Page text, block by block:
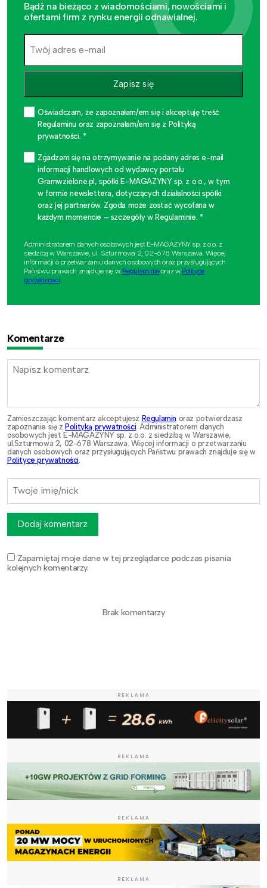
Bądź na bieżąco z wiadomościami, nowościami i
ofertami firm z rynku energii odnawialnej.
Zapisz się
Oświadczam, że zapoznałam/em się i akceptuję treść
Regulaminu oraz zapoznałam/em się z Polityką
prywatności. *
Zgadzam się na otrzymywanie na podany adres e-mail
informacji handlowych od wydawcy portalu
Gramwzielone.pl, spółki E-MAGAZYNY sp. z o.o., w tym
w formie newslettera, dotyczących działalności spółki
oraz jej partnerów. Zgoda może zostać wycofana w
każdym momencie – szczegóły w Regulaminie. *
Administratorem danych osobowych jest E-MAGAZYNY sp. z o.o. z
siedzibą w Warszawie, ul. Szturmowa 2, 02-678 Warszawa. Więcej
informacji o przetwarzaniu danych osobowych oraz przysługujących
Państwu prawach znajduje się w Regulaminieoraz w Polityce
prywatności.
Komentarze
Zamieszczając komentarz akceptujesz Regulamin oraz potwierdzasz
zapoznanie się zPolityką prywatności . Administratorem danych
osobowych jest E-MAGAZYNY sp. z o.o. z siedzibą w Warszawie,
ul.Szturmowa 2, 02-678 Warszawa. Więcej informacji o przetwarzaniu
danych osobowych oraz przysługujących Państwu prawach znajduje się w
Polityce prywatności
Zapamiętaj moje dane w tej przeglądarce podczas pisania
kolejnych komentarzy.
Dodaj komentarz
Brak komentarzy
REKLAMA
REKLAMA
REKLAMA
REKLAMA